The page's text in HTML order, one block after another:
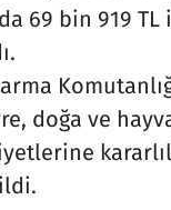
69 bin 919 TL
doğa ve